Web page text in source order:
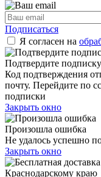
Подписаться
Я согласен на
Подтвердите подписку
Код подтверждения
почту. Перейдите по
подписки
Закрыть окно
Произошла ошибка
Не удалось успешно
Закрыть окно